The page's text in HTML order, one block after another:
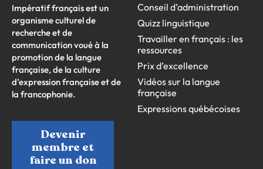
Impératif français est un
organisme culturel de
recherche et de
communication voué à la
promotion de la langue
française, de la culture
d’expression française et de
la francophonie.
Devenir
membre et
faire un don
Conseil d’administration
Quizz linguistique
Travailler en français : les
ressources
Prix d’excellence
Vidéos sur la langue
française
Expressions québécoises